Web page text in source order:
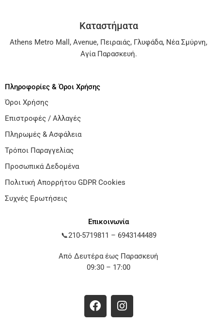
Καταστήματα
Athens Metro Mall , Avenue, Πειραιάς, Γλυφάδα, Νέα Σμύρνη,
Αγία Παρασκευή.
Πληροφορίες & Όροι Χρήσης
Όροι Χρήσης
Επιστροφές / Αλλαγές
Πληρωμές & Ασφάλεια
Τρόποι Παραγγελίας
Προσωπικά Δεδομένα
Πολιτική Απορρήτου GDPR Cookies
Συχνές Ερωτήσεις
Επικοινωνία
📞210-5719811 – 6943144489
Από Δευτέρα έως Παρασκευή
09:30 – 17:00